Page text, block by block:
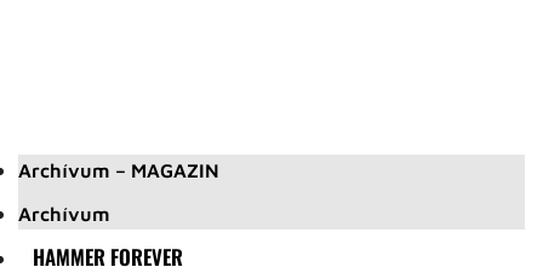
Archívum – MAGAZIN
Archívum
HAMMER FOREVER